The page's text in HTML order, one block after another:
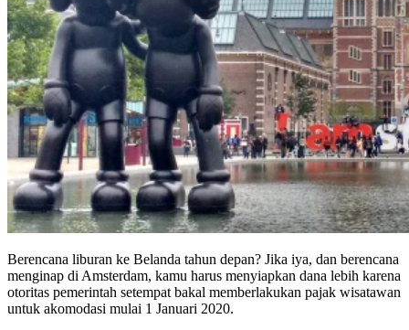
Berencana liburan ke Belanda tahun depan? Jika iya, dan berencana
menginap di Amsterdam, kamu harus menyiapkan dana lebih karena
otoritas pemerintah setempat bakal memberlakukan pajak wisatawan
untuk akomodasi mulai 1 Januari 2020.